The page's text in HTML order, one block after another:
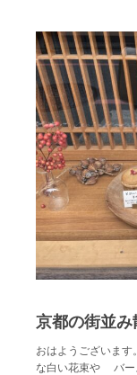
京都の街並み
おはようございま
な白い花束や バー